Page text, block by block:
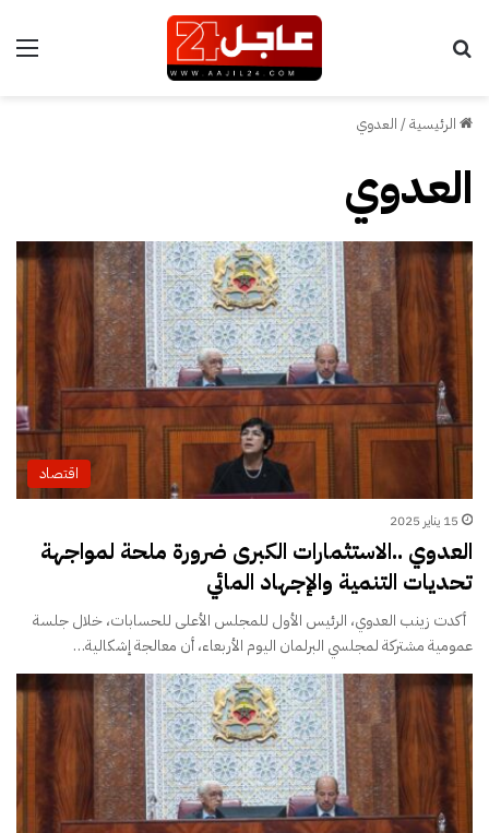
الرئيسية/ العدوي
العدوي
اقتصاد
15 يناير 2025
العدوي ..الاستثمارات الكبرى ضرورة ملحة لمواجهة
تحديات التنمية والإجهاد المائي
أكدت زينب العدوي، الرئيس الأول للمجلس الأعلى للحسابات، خلال جلسة
عمومية مشتركة لمجلسي البرلمان اليوم الأربعاء، أن معالجة إشكالية…